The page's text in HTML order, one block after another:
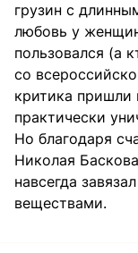
грузин с
любовь у
пользовался (а
со
критика пришли
практически
Но благодаря
Николая
навсегда
веществами.